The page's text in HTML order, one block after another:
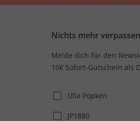
Nichts mehr
Melde dich für den
10€ Sofort-Gutschein als
Ulla Popken
JP1880